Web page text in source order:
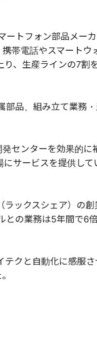
ートフォン部品メーカ
帯電話やスマートウ
、生産ラインの7割
部品、組み立て業務
センターを効果的に
サービスを提供して
ラックスシェア）の創
との業務は5年間で6倍
テクと自動化に感服さ